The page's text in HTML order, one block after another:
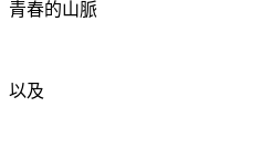
青春的山脈
以及